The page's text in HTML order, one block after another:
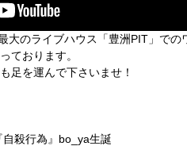
大のライブハウス「豊洲PIT」での
ております。
足を運んで下さいませ！
殺行為』bo_ya生誕